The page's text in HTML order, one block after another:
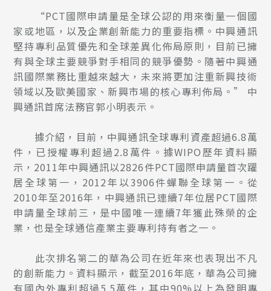
“PCT國際申請量是全球公認的用來衡量一個國
家或地區，以及企業創新能力的重要指標。中興通訊
堅持專利品質優先和全球差異化佈局原則，目前已擁
有與全球主要競爭對手相同的競爭優勢。隨著中興通
訊國際業務比重越來越大，未來將更加注重新興技術
領域以及歐美國家、新興市場的核心專利佈局。” 中
興通訊首席法務官郭小明表示。
據介紹，目前，中興通訊全球專利資產超過6.8萬
件，已授權專利超過2.8萬件。據WIPO歷年資料顯
示，2011年中興通訊以2826件PCT國際申請量首次躍
居全球第一，2012年以3906件蟬聯全球第一。從
2010年至2016年，中興通訊已連續7年位居PCT國際
申請量全球前三，是中國唯一連續7年獲此殊榮的企
業，也是全球通信產業主要專利持有者之一。
此次排名第二的華為公司在近年來也表現出不凡
的創新能力。資料顯示，截至2016年底，華為公司擁
有國內外專利超過5.5萬件，其中90%以上為發明專